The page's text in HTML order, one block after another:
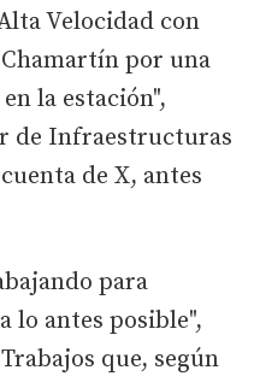
Velocidad con
por una
la estación",
de Infraestructuras
de X, antes
para
lo antes posible",
que, según